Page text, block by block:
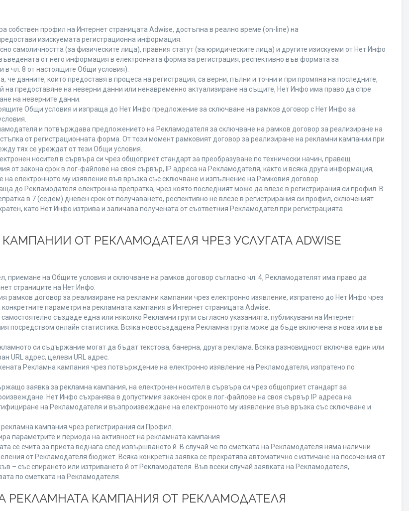
собствен профил на Интернет страницата Adwise, достъпна в реално време (on-line) на
изискуемата регистрационна информация.
самоличността (за физическите лица), правния статут (за юридическите лица) и другите изискуеми от Нет Инфо
от него информация в електронната форма за регистрация, респективно във формата за
в чл. 8 от настоящите Общи условия).
данните, които предоставя в процеса на регистрация, са верни, пълни и точни и при промяна на последните,
на предоставяне на неверни данни или ненавременно актуализиране на същите, Нет Инфо има право да спре
на неверните данни.
Общи условия и изпраща до Нет Инфо предложение за сключване на рамков договор с Нет Инфо за
и потвърждава предложението на Рекламодателя за сключване на рамков договор за реализиране на
от регистрационната форма. От този момент рамковият договор за реализиране на рекламни кампании при
тях се уреждат от тези Общи условия.
носител в сървъра си чрез общоприет стандарт за преобразуване по технически начин, правещ
закона срок в лог-файлове на своя сървър, IP адреса на Рекламодателя, както и всяка друга информация,
електронното му изявление във връзка със сключване и изпълнение на Рамковия договор.
до Рекламодателя електронна препратка, чрез която последният може да влезе в регистрирания си профил. В
в 7 (седем) дневен срок от получаването, респективно не влезе в регистрирания си профил, сключеният
като Нет Инфо изтрива и заличава получената от съответния Рекламодател при регистрацията
ОТ РЕКЛАМОДАТЕЛЯ ЧРЕЗ УСЛУГАТА ADWISE
приемане на Общите условия и сключване на рамков договор съгласно чл. 4, Рекламодателят има право да
страниците на Нет Инфо.
договор за реализиране на рекламни кампании чрез електронно изявление, изпратено до Нет Инфо чрез
параметри на рекламната кампания в Интернет страницата Adwise.
създаде една или няколко Рекламни групи съгласно указанията, публикувани на Интернет
посредством онлайн статистика. Всяка новосъздадена Рекламна група може да бъде включена в нова или във
си съдържание могат да бъдат текстова, банерна, друга реклама. Всяка разновидност включва един или
URL адрес, целеви URL адрес.
Рекламна кампания чрез потвърждение на електронно изявление на Рекламодателя, изпратено по
заявка за рекламна кампания, на електронен носител в сървъра си чрез общоприет стандарт за
Нет Инфо съхранява в допустимия законен срок в лог-файлове на своя сървър IP адреса на
на Рекламодателя и възпроизвеждане на електронното му изявление във връзка със сключване и
кампания чрез регистрирания си Профил.
параметрите и периода на активност на рекламната кампания.
се счита за приета веднага след извършването й. В случай че по сметката на Рекламодателя няма налични
от Рекламодателя бюджет. Всяка конкретна заявка се прекратява автоматично с изтичане на посочения от
– със спирането или изтриването й от Рекламодателя. Във всеки случай заявката на Рекламодателя,
по сметката на Рекламодателя.
РЕКЛАМНАТА КАМПАНИЯ ОТ РЕКЛАМОДАТЕЛЯ